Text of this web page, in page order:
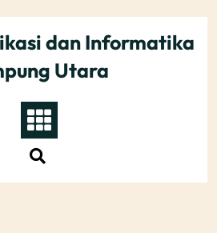
dan Informatika
Utara